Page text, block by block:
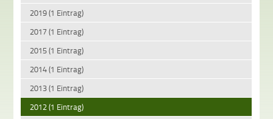
2019 (1 Eintrag)
2017 (1 Eintrag)
2015 (1 Eintrag)
2014 (1 Eintrag)
2013 (1 Eintrag)
2012 (1 Eintrag)